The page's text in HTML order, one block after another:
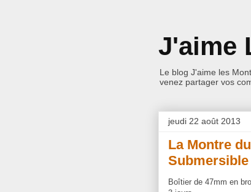
J'aime
Le blog J'aime les
venez partager vos
jeudi 22 août 2013
La Montre
Submersible
Boîtier de 47mm en